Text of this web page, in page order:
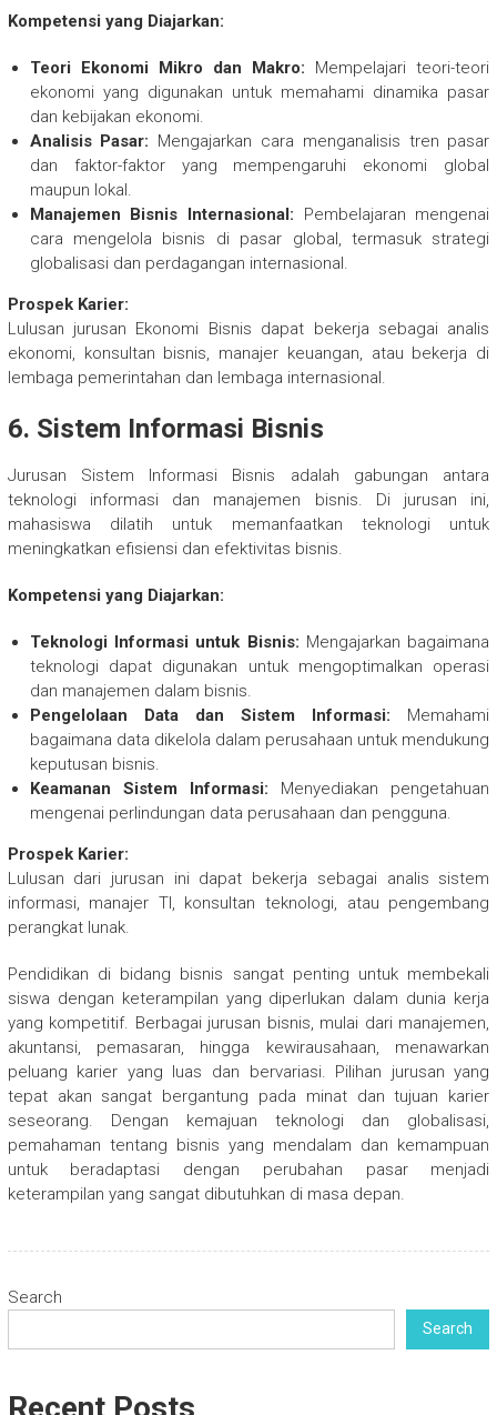
Kompetensi yang Diajarkan:
Teori Ekonomi Mikro dan Makro: Mempelajari teori-teori
ekonomi yang digunakan untuk memahami dinamika pasar
dan kebijakan ekonomi.
Analisis Pasar: Mengajarkan cara menganalisis tren pasar
dan faktor-faktor yang mempengaruhi ekonomi global
maupun lokal.
Manajemen Bisnis Internasional: Pembelajaran mengenai
cara mengelola bisnis di pasar global, termasuk strategi
globalisasi dan perdagangan internasional.
Prospek Karier:
Lulusan jurusan Ekonomi Bisnis dapat bekerja sebagai analis
ekonomi, konsultan bisnis, manajer keuangan, atau bekerja di
lembaga pemerintahan dan lembaga internasional.
6. Sistem Informasi Bisnis
Jurusan Sistem Informasi Bisnis adalah gabungan antara
teknologi informasi dan manajemen bisnis. Di jurusan ini,
mahasiswa dilatih untuk memanfaatkan teknologi untuk
meningkatkan efisiensi dan efektivitas bisnis.
Kompetensi yang Diajarkan:
Teknologi Informasi untuk Bisnis: Mengajarkan bagaimana
teknologi dapat digunakan untuk mengoptimalkan operasi
dan manajemen dalam bisnis.
Pengelolaan Data dan Sistem Informasi: Memahami
bagaimana data dikelola dalam perusahaan untuk mendukung
keputusan bisnis.
Keamanan Sistem Informasi: Menyediakan pengetahuan
mengenai perlindungan data perusahaan dan pengguna.
Prospek Karier:
Lulusan dari jurusan ini dapat bekerja sebagai analis sistem
informasi, manajer TI, konsultan teknologi, atau pengembang
perangkat lunak.
Pendidikan di bidang bisnis sangat penting untuk membekali
siswa dengan keterampilan yang diperlukan dalam dunia kerja
yang kompetitif. Berbagai jurusan bisnis, mulai dari manajemen,
akuntansi, pemasaran, hingga kewirausahaan, menawarkan
peluang karier yang luas dan bervariasi. Pilihan jurusan yang
tepat akan sangat bergantung pada minat dan tujuan karier
seseorang. Dengan kemajuan teknologi dan globalisasi,
pemahaman tentang bisnis yang mendalam dan kemampuan
untuk beradaptasi dengan perubahan pasar menjadi
keterampilan yang sangat dibutuhkan di masa depan.
Search
Search
Recent Posts